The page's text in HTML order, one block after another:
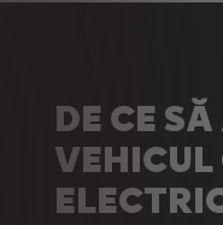
DE CE